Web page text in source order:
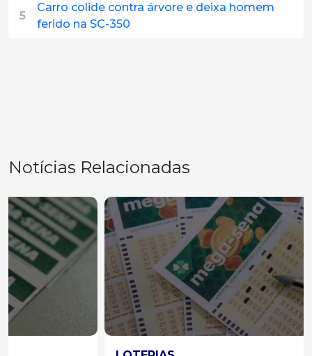
5
Carro colide contra árvore e deixa homem
ferido na SC-350
Notícias Relacionadas